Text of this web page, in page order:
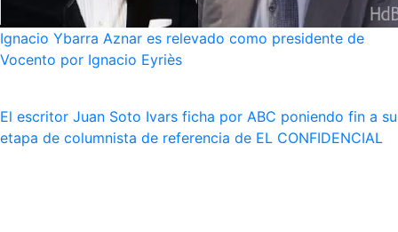
Ignacio Ybarra Aznar es relevado como presidente de
Vocento por Ignacio Eyriès
El escritor Juan Soto Ivars ficha por ABC poniendo fin a su
etapa de columnista de referencia de EL CONFIDENCIAL